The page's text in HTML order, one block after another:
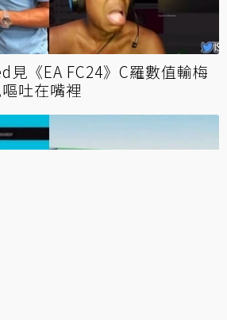
見《EA FC24》C羅數值輸梅
吐在嘴裡